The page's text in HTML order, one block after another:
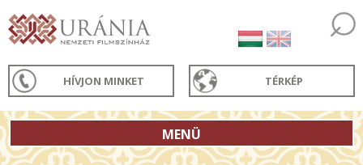
HÍVJON MINKET TÉRKÉP
MENÜ